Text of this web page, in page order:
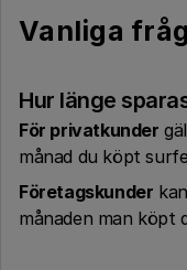
Vanliga
Hur länge
För privatkunder
månad du köpt
Företagskunder
månaden man köpt